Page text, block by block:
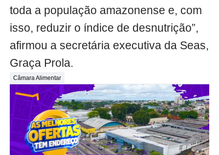
toda a população amazonense e, com
isso, reduzir o índice de desnutrição”,
afirmou a secretária executiva da Seas,
Graça Prola.
Câmara Alimentar